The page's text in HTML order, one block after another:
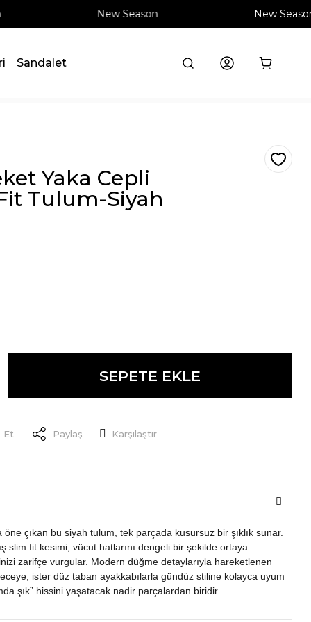
New Season New Season
Sandalet
Yaka Cepli
Tulum-Siyah
SEPETE EKLE
Et Paylaş Karşılaştır
çıkan bu siyah tulum, tek parçada kusursuz bir şıklık sunar.
slim fit kesimi, vücut hatlarını dengeli bir şekilde ortaya
zarifçe vurgular. Modern düğme detaylarıyla hareketlenen
ister düz taban ayakkabılarla gündüz stiline kolayca uyum
şık” hissini yaşatacak nadir parçalardan biridir.